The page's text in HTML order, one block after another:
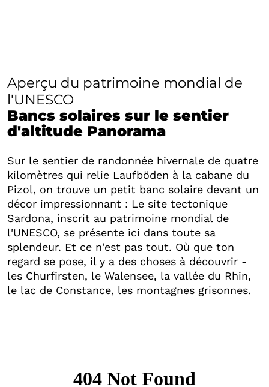
Aperçu du patrimoine mondial de
l'UNESCO
Bancs solaires sur le sentier
d'altitude Panorama
Sur le sentier de randonnée hivernale de quatre
kilomètres qui relie Laufböden à la cabane du
Pizol, on trouve un petit banc solaire devant un
décor impressionnant : Le site tectonique
Sardona, inscrit au patrimoine mondial de
l'UNESCO, se présente ici dans toute sa
splendeur. Et ce n'est pas tout. Où que ton
regard se pose, il y a des choses à découvrir -
les Churfirsten, le Walensee, la vallée du Rhin,
le lac de Constance, les montagnes grisonnes.